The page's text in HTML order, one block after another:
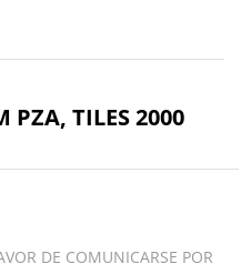
PZA, TILES 2000
DE COMUNICARSE POR